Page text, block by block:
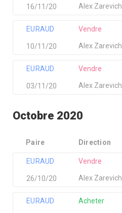
Alex Zarevich
16/11/20
EURAUD
Alex Zarevich
Vendre
10/11/20
EURAUD
Alex Zarevich
Vendre
03/11/20
Octobre 2020
Paire Direction
EURAUD
Alex Zarevich
Vendre
26/10/20
EURAUD Acheter